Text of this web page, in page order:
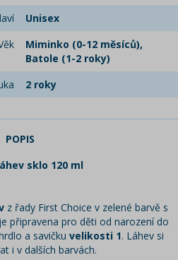
Unisex
Miminko (0-12 měsíců),
Batole (1-2 roky)
2 roky
POPIS
sklo 120 ml
z řady First Choice v zelené barvě s
připravena pro děti od narození do
a savičku velikosti 1. Láhev si
i v dalších barvách.